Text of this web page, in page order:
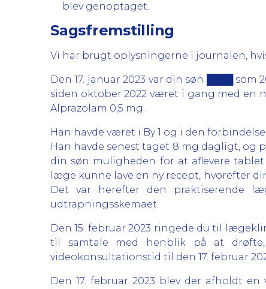
blev genoptaget.
Sagsfremstilling
Vi har brugt oplysningerne i journalen,
Den 17. januar 2023 var din søn ████
siden oktober 2022 været i gang med en
Alprazolam 0,5 mg.
Han havde været i By 1 og i den
Han havde senest taget 8 mg dagligt,
din søn muligheden for at aflevere
læge kunne lave en ny recept, hvorefter
Det var herefter den praktiserende
udtrapningsskemaet.
Den 15. februar 2023 ringede du til
til samtale med henblik på at
videokonsultationstid til den 17. februar
Den 17. februar 2023 blev der afholdt